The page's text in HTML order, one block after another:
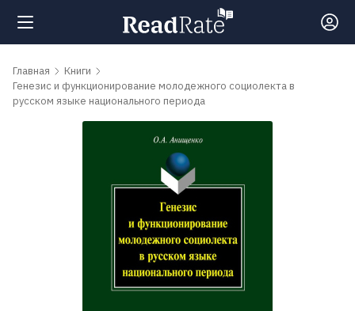
Поиск
обсуждаемые
Главная
Книги
Генезис и функционирование молодежного социолекта в
русском языке национального периода